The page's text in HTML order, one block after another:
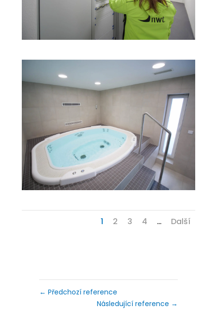
1 2 3 4 ... Další
← Předchozí reference
Následující reference →